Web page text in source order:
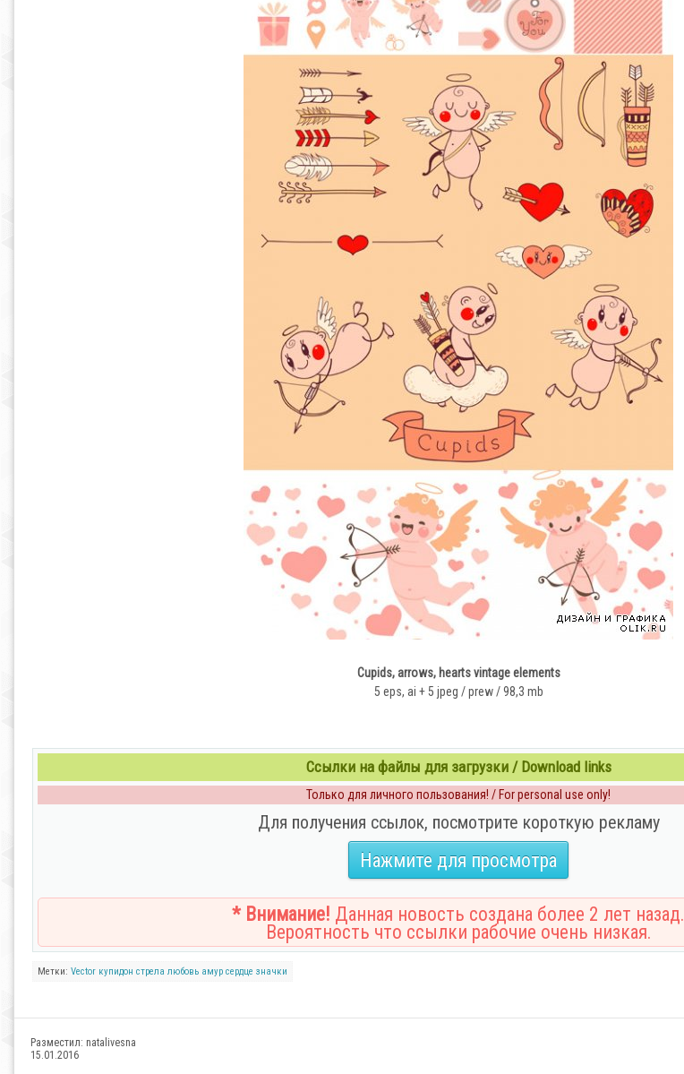
Cupids, arrows, hearts vintage elements
5 eps, ai + 5 jpeg / prew / 98,3 mb
Ссылки на файлы для загрузки / Download links
Только для личного пользования! / For personal use only!
Для получения ссылок, посмотрите короткую рекламу
Нажмите для просмотра
* Внимание! Данная новость создана более 2 лет назад.
Вероятность что ссылки рабочие очень низкая.
Метки: Vector купидон стрела любовь амур сердце значки
Разместил: natalivesna
15.01.2016